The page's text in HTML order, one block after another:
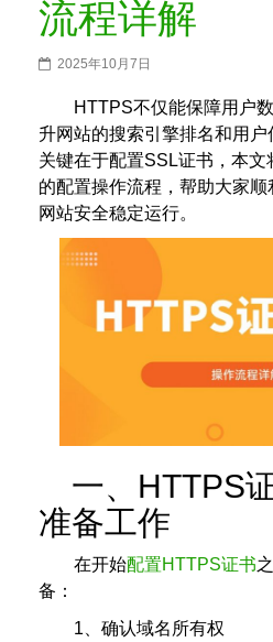
流程详解
2025年10月7日
HTTPS不仅能保障用户
升网站的搜索引擎排名和用
关键在于配置SSL证书，本文
的配置操作流程，帮助大家
网站安全稳定运行。
一、HTTPS
准备工作
在开始配置HTTPS证书
备：
1、确认域名所有权